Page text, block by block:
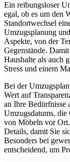
Ein reibungsloser
egal, ob es um den
Standortwechsel
Umzugsplanung
Aspekte, von der
Gegenstände.
Haushalte als auch
Stress und einem
Bei der
Wert auf
an Ihre Bedürfnisse
Umzugsdatums, die
von Möbeln vor
Details, damit Sie
Besonders bei
entscheidend, um